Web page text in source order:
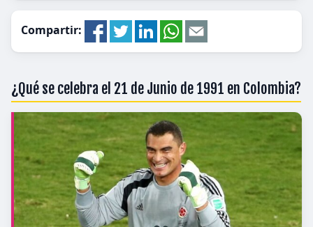
Compartir:
¿Qué se celebra el 21 de Junio de 1991 en Colombia?